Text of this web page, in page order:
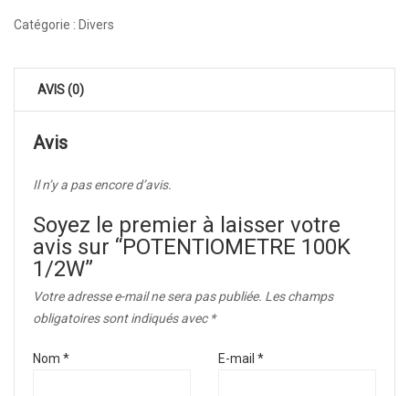
Catégorie : Divers
AVIS (0)
Avis
Il n’y a pas encore d’avis.
Soyez le premier à laisser votre
avis sur “POTENTIOMETRE 100K
1/2W”
Votre adresse e-mail ne sera pas publiée. Les champs
obligatoires sont indiqués avec *
Nom * E-mail *